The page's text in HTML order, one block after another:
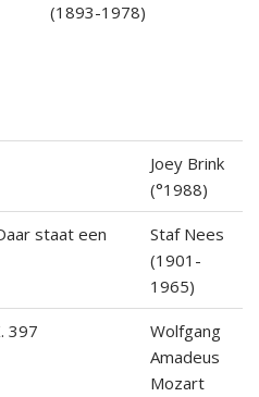
(1893-1978)
Joey Brink
(°1988)
staat een
Staf Nees
(1901-
1965)
397
Wolfgang
Amadeus
Mozart